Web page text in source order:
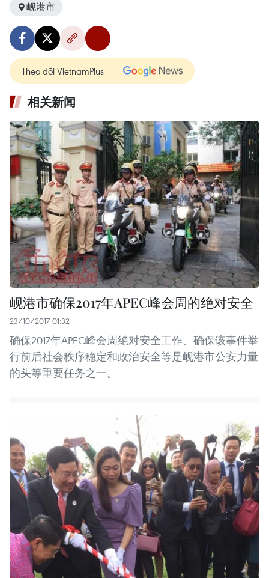
岘港市
Theo dõi VietnamPlus
相关新闻
岘港市确保2017年APEC峰会周的绝对安全
23/10/2017 01:32
确保2017年APEC峰会周绝对安全工作、确保该事件举
行前后社会秩序稳定和政治安全等是岘港市公安力量
的头等重要任务之一。